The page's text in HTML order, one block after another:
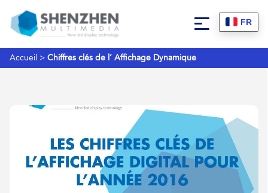
FR
Accueil > Chiffres clés de l’ Affichage Dynamique